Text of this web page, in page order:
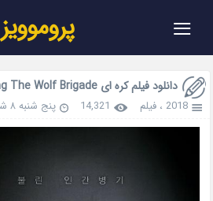
≡ پروموویز
دانلود فیلم کره ای Illang The Wolf Brigade
2018 ،فیلم 14,321 پنج شنبه ۸ شهریور ۱۳۹۷